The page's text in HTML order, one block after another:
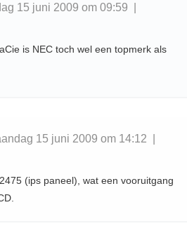
15 juni 2009 om 09:59 |
is NEC toch wel een topmerk als
15 juni 2009 om 14:12 |
(ips paneel), wat een vooruitgang